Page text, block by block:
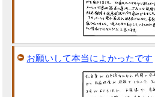
お願いして本当によかったです